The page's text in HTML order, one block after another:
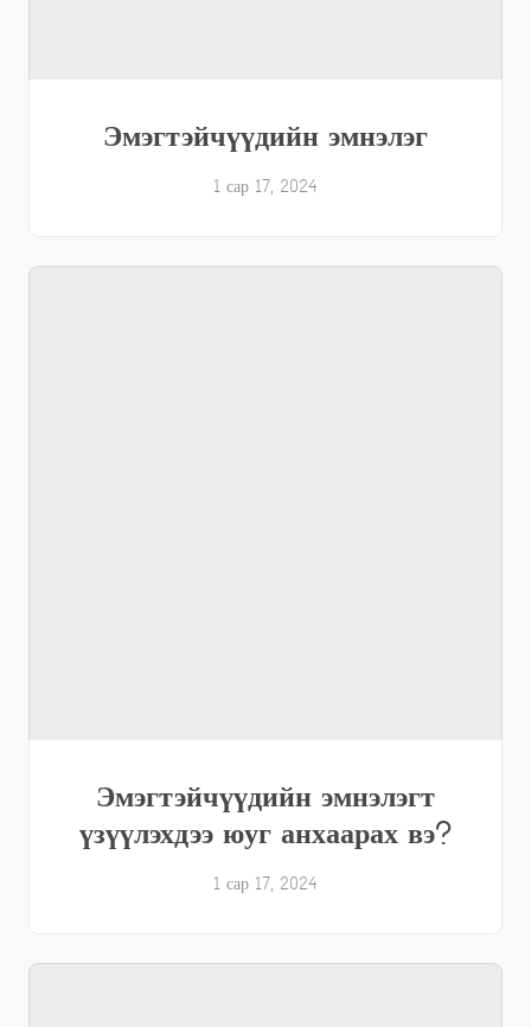
Эмэгтэйчүүдийн эмнэлэг
1 сар 17, 2024
Эмэгтэйчүүдийн эмнэлэгт
үзүүлэхдээ юуг анхаарах вэ?
1 сар 17, 2024